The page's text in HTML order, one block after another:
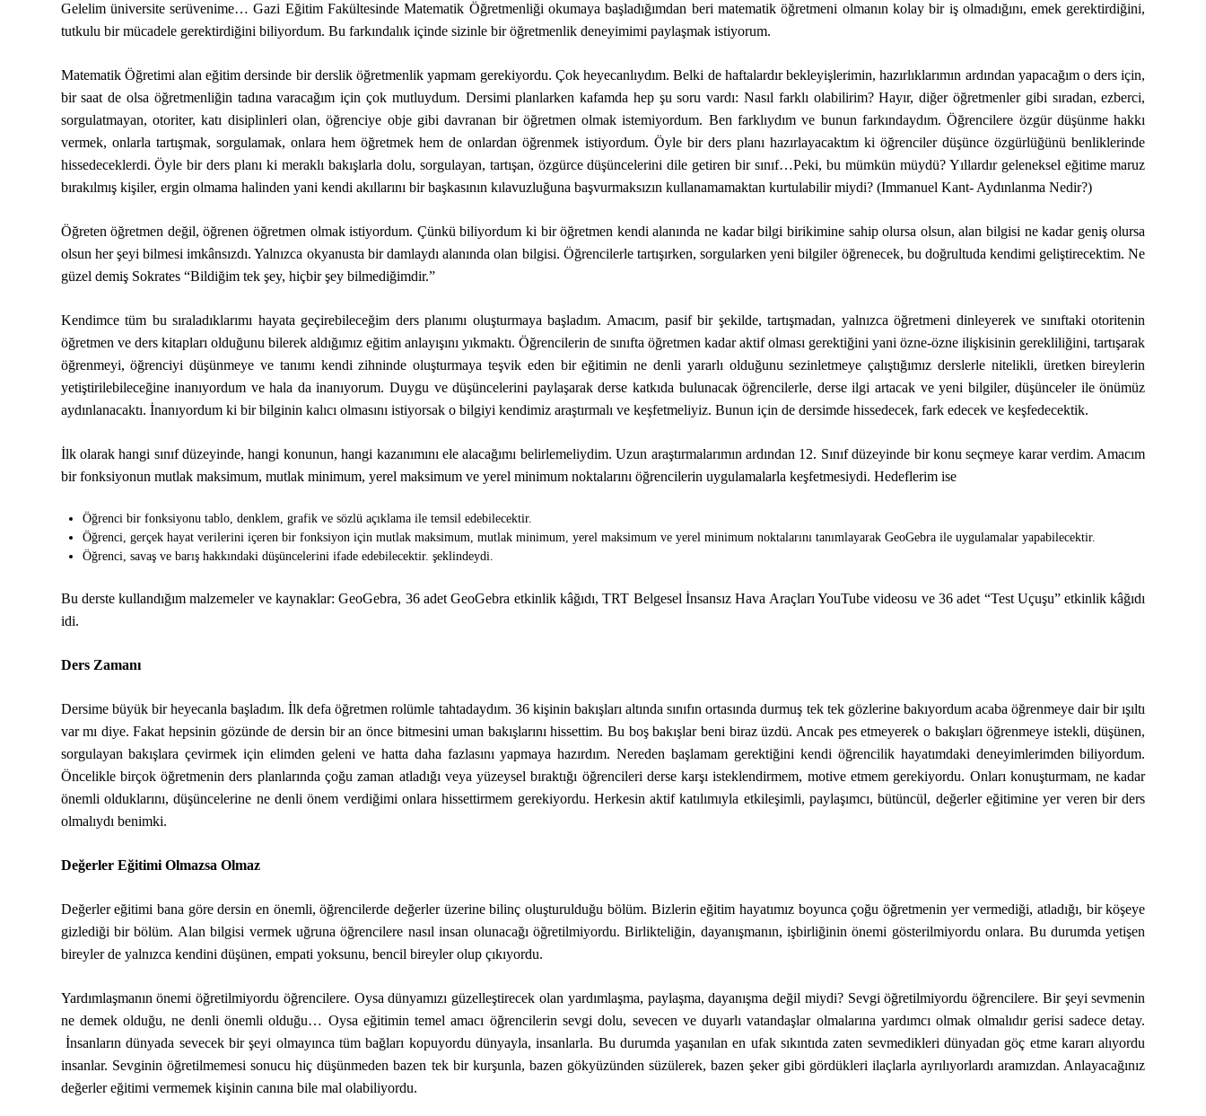
Gelelim üniversite serüvenime… Gazi Eğitim Fakültesinde Matematik Öğretmenliği okumaya başladığımdan beri matematik öğretmeni olmanın kolay bir iş olmadığını, emek gerektirdiğini,
tutkulu bir mücadele gerektirdiğini biliyordum. Bu farkındalık içinde sizinle bir öğretmenlik deneyimimi paylaşmak istiyorum.
Matematik Öğretimi alan eğitim dersinde bir derslik öğretmenlik yapmam gerekiyordu. Çok heyecanlıydım. Belki de haftalardır bekleyişlerimin, hazırlıklarımın ardından yapacağım o ders için,
bir saat de olsa öğretmenliğin tadına varacağım için çok mutluydum. Dersimi planlarken kafamda hep şu soru vardı: Nasıl farklı olabilirim? Hayır, diğer öğretmenler gibi sıradan, ezberci,
sorgulatmayan, otoriter, katı disiplinleri olan, öğrenciye obje gibi davranan bir öğretmen olmak istemiyordum. Ben farklıydım ve bunun farkındaydım. Öğrencilere özgür düşünme hakkı
vermek, onlarla tartışmak, sorgulamak, onlara hem öğretmek hem de onlardan öğrenmek istiyordum. Öyle bir ders planı hazırlayacaktım ki öğrenciler düşünce özgürlüğünü benliklerinde
hissedeceklerdi. Öyle bir ders planı ki meraklı bakışlarla dolu, sorgulayan, tartışan, özgürce düşüncelerini dile getiren bir sınıf…Peki, bu mümkün müydü? Yıllardır geleneksel eğitime maruz
bırakılmış kişiler, ergin olmama halinden yani kendi akıllarını bir başkasının kılavuzluğuna başvurmaksızın kullanamamaktan kurtulabilir miydi? (Immanuel Kant- Aydınlanma Nedir?)
Öğreten öğretmen değil, öğrenen öğretmen olmak istiyordum. Çünkü biliyordum ki bir öğretmen kendi alanında ne kadar bilgi birikimine sahip olursa olsun, alan bilgisi ne kadar geniş olursa
olsun her şeyi bilmesi imkânsızdı. Yalnızca okyanusta bir damlaydı alanında olan bilgisi. Öğrencilerle tartışırken, sorgularken yeni bilgiler öğrenecek, bu doğrultuda kendimi geliştirecektim. Ne
güzel demiş Sokrates “Bildiğim tek şey, hiçbir şey bilmediğimdir.”
Kendimce tüm bu sıraladıklarımı hayata geçirebileceğim ders planımı oluşturmaya başladım. Amacım, pasif bir şekilde, tartışmadan, yalnızca öğretmeni dinleyerek ve sınıftaki otoritenin
öğretmen ve ders kitapları olduğunu bilerek aldığımız eğitim anlayışını yıkmaktı. Öğrencilerin de sınıfta öğretmen kadar aktif olması gerektiğini yani özne-özne ilişkisinin gerekliliğini, tartışarak
öğrenmeyi, öğrenciyi düşünmeye ve tanımı kendi zihninde oluşturmaya teşvik eden bir eğitimin ne denli yararlı olduğunu sezinletmeye çalıştığımız derslerle nitelikli, üretken bireylerin
yetiştirilebileceğine inanıyordum ve hala da inanıyorum. Duygu ve düşüncelerini paylaşarak derse katkıda bulunacak öğrencilerle, derse ilgi artacak ve yeni bilgiler, düşünceler ile önümüz
aydınlanacaktı. İnanıyordum ki bir bilginin kalıcı olmasını istiyorsak o bilgiyi kendimiz araştırmalı ve keşfetmeliyiz. Bunun için de dersimde hissedecek, fark edecek ve keşfedecektik.
İlk olarak hangi sınıf düzeyinde, hangi konunun, hangi kazanımını ele alacağımı belirlemeliydim. Uzun araştırmalarımın ardından 12. Sınıf düzeyinde bir konu seçmeye karar verdim. Amacım
bir fonksiyonun mutlak maksimum, mutlak minimum, yerel maksimum ve yerel minimum noktalarını öğrencilerin uygulamalarla keşfetmesiydi. Hedeflerim ise
Öğrenci bir fonksiyonu tablo, denklem, grafik ve sözlü açıklama ile temsil edebilecektir.
Öğrenci, gerçek hayat verilerini içeren bir fonksiyon için mutlak maksimum, mutlak minimum, yerel maksimum ve yerel minimum noktalarını tanımlayarak GeoGebra ile uygulamalar yapabilecektir.
Öğrenci, savaş ve barış hakkındaki düşüncelerini ifade edebilecektir. şeklindeydi.
Bu derste kullandığım malzemeler ve kaynaklar: GeoGebra, 36 adet GeoGebra etkinlik kâğıdı, TRT Belgesel İnsansız Hava Araçları YouTube videosu ve 36 adet “Test Uçuşu” etkinlik kâğıdı
idi.
Ders Zamanı
Dersime büyük bir heyecanla başladım. İlk defa öğretmen rolümle tahtadaydım. 36 kişinin bakışları altında sınıfın ortasında durmuş tek tek gözlerine bakıyordum acaba öğrenmeye dair bir ışıltı
var mı diye. Fakat hepsinin gözünde de dersin bir an önce bitmesini uman bakışlarını hissettim. Bu boş bakışlar beni biraz üzdü. Ancak pes etmeyerek o bakışları öğrenmeye istekli, düşünen,
sorgulayan bakışlara çevirmek için elimden geleni ve hatta daha fazlasını yapmaya hazırdım. Nereden başlamam gerektiğini kendi öğrencilik hayatımdaki deneyimlerimden biliyordum.
Öncelikle birçok öğretmenin ders planlarında çoğu zaman atladığı veya yüzeysel bıraktığı öğrencileri derse karşı isteklendirmem, motive etmem gerekiyordu. Onları konuşturmam, ne kadar
önemli olduklarını, düşüncelerine ne denli önem verdiğimi onlara hissettirmem gerekiyordu. Herkesin aktif katılımıyla etkileşimli, paylaşımcı, bütüncül, değerler eğitimine yer veren bir ders
olmalıydı benimki.
Değerler Eğitimi Olmazsa Olmaz
Değerler eğitimi bana göre dersin en önemli, öğrencilerde değerler üzerine bilinç oluşturulduğu bölüm. Bizlerin eğitim hayatımız boyunca çoğu öğretmenin yer vermediği, atladığı, bir köşeye
gizlediği bir bölüm. Alan bilgisi vermek uğruna öğrencilere nasıl insan olunacağı öğretilmiyordu. Birlikteliğin, dayanışmanın, işbirliğinin önemi gösterilmiyordu onlara. Bu durumda yetişen
bireyler de yalnızca kendini düşünen, empati yoksunu, bencil bireyler olup çıkıyordu.
Yardımlaşmanın önemi öğretilmiyordu öğrencilere. Oysa dünyamızı güzelleştirecek olan yardımlaşma, paylaşma, dayanışma değil miydi? Sevgi öğretilmiyordu öğrencilere. Bir şeyi sevmenin
ne demek olduğu, ne denli önemli olduğu… Oysa eğitimin temel amacı öğrencilerin sevgi dolu, sevecen ve duyarlı vatandaşlar olmalarına yardımcı olmak olmalıdır gerisi sadece detay.
İnsanların dünyada sevecek bir şeyi olmayınca tüm bağları kopuyordu dünyayla, insanlarla. Bu durumda yaşanılan en ufak sıkıntıda zaten sevmedikleri dünyadan göç etme kararı alıyordu
insanlar. Sevginin öğretilmemesi sonucu hiç düşünmeden bazen tek bir kurşunla, bazen gökyüzünden süzülerek, bazen şeker gibi gördükleri ilaçlarla ayrılıyorlardı aramızdan. Anlayacağınız
değerler eğitimi vermemek kişinin canına bile mal olabiliyordu.